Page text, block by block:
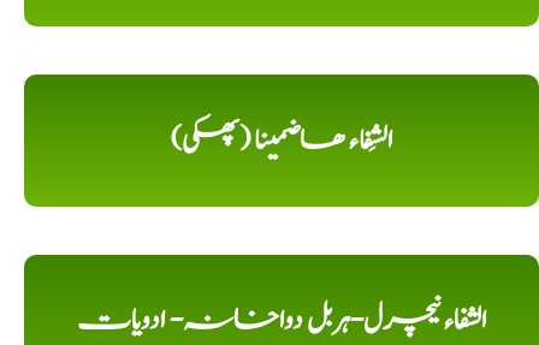
الشِفاء ھاضمینا (پھکی)
الشفاء نیچرل-ہربل دواخانہ- ادویات